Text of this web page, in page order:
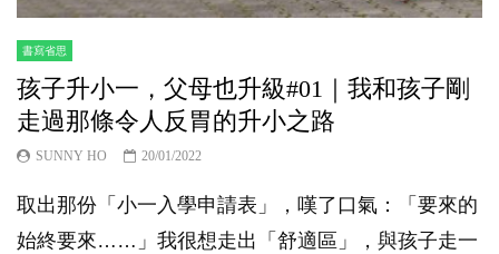
書寫省思
孩子升小一，父母也升級#01｜我和孩子剛
走過那條令人反胃的升小之路
SUNNY HO 20/01/2022
取出那份「小一入學申請表」，嘆了口氣：「要來的
始終要來……」我很想走出「舒適區」，與孩子走一